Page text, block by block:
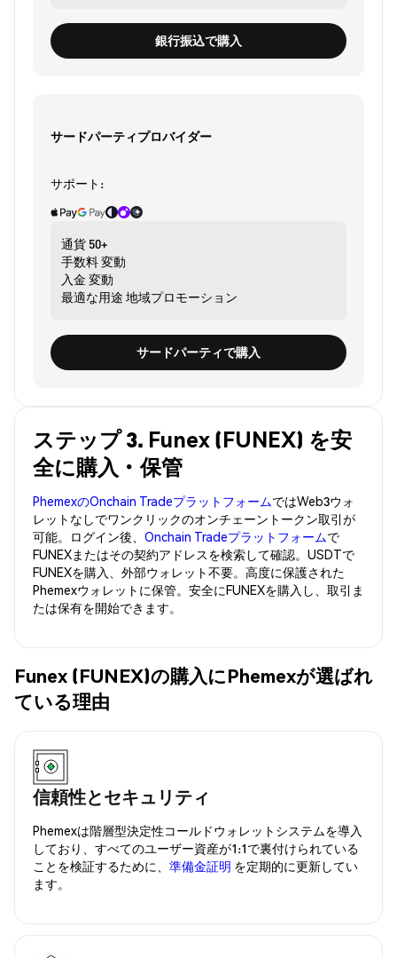
銀行振込で購入
サードパーティプロバイダー
サポート:
通貨 50+
手数料変動
入金 変動
最適な用途 地域プロモーション
サードパーティで購入
ステップ 3. Funex (FUNEX) を安
全に購入・保管
PhemexのOnchain TradeプラットフォームではWeb3ウォ
レットなしでワンクリックのオンチェーントークン取引が
可能。ログイン後、 Onchain Tradeプラットフォームで
FUNEXまたはその契約アドレスを検索して確認。USDTで
FUNEXを購入、外部ウォレット不要。高度に保護された
Phemexウォレットに保管。安全にFUNEXを購入し、取引ま
たは保有を開始できます。
Funex (FUNEX)の購入にPhemexが選ばれ
ている理由
信頼性とセキュリティ
Phemexは階層型決定性コールドウォレットシステムを導入
しており、すべてのユーザー資産が1:1で裏付けられている
ことを検証するために、 準備金証明 を定期的に更新してい
ます。